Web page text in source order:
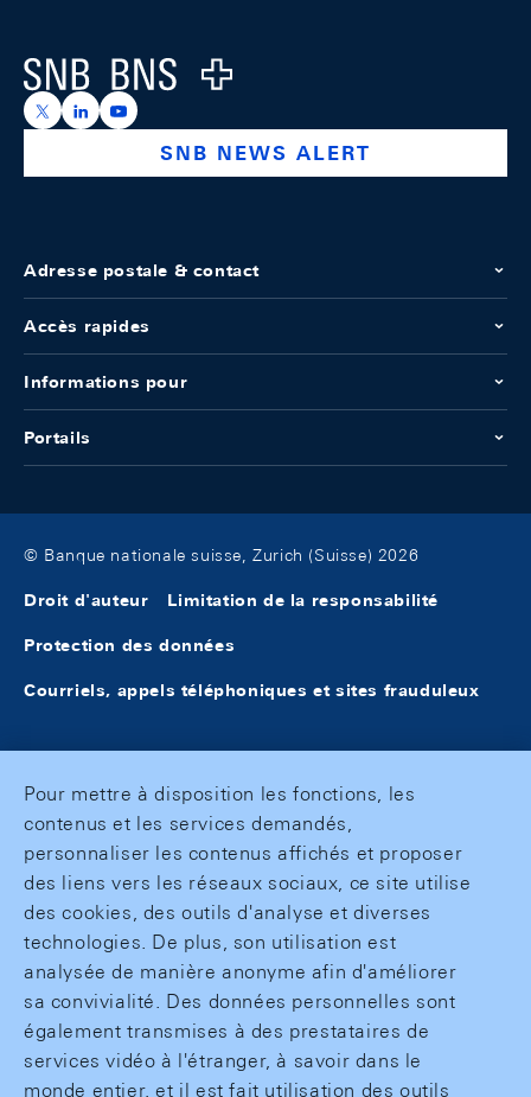
Logo
https://x.com/snb_bns
https://ch.linkedin.com/company/swiss-national-
https://www.youtube.com/@swissnationalbank
SNB NEWS ALERT
Adresse postale & contact
Accès rapides
Informations pour
Portails
© Banque nationale suisse, Zurich (Suisse) 2026
Droit d'auteur Limitation de la responsabilité
Protection des données
Courriels, appels téléphoniques et sites frauduleux
Pour mettre à disposition les fonctions, les
contenus et les services demandés,
personnaliser les contenus affichés et proposer
des liens vers les réseaux sociaux, ce site utilise
des cookies, des outils d'analyse et diverses
technologies. De plus, son utilisation est
analysée de manière anonyme afin d'améliorer
sa convivialité. Des données personnelles sont
également transmises à des prestataires de
services vidéo à l'étranger, à savoir dans le
monde entier, et il est fait utilisation des outils